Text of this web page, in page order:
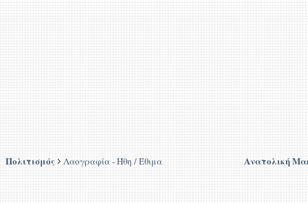
Πολιτισμός Λαογραφία - Ήθη / Έθιμα Ανατολική